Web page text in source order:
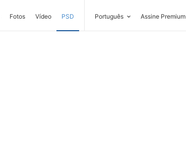
Fotos Vídeo PSD Português Assine Premium